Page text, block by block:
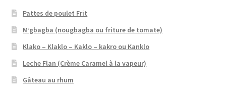
Pattes de poulet Frit
M’gbagba (nougbagba ou friture de tomate)
Klako – Klaklo – Kaklo – kakro ou Kanklo
Leche Flan (Crème Caramel à la vapeur)
Gâteau au rhum